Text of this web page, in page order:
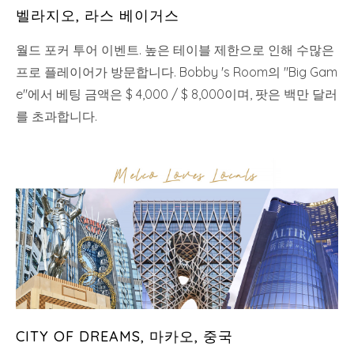
벨라지오, 라스 베이거스
월드 포커 투어 이벤트. 높은 테이블 제한으로 인해 수많은
프로 플레이어가 방문합니다. Bobby 's Room의 "Big Gam
e"에서 베팅 금액은 $ 4,000 / $ 8,000이며, 팟은 백만 달러
를 초과합니다.
CITY OF DREAMS, 마카오, 중국